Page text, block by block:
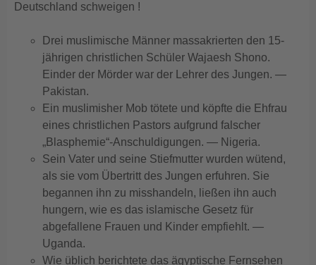
Deutschland schweigen !
Drei muslimische Männer massakrierten den 15-
jährigen christlichen Schüler Wajaesh Shono.
Einder der Mörder war der Lehrer des Jungen. —
Pakistan.
Ein muslimisher Mob tötete und köpfte die Ehfrau
eines christlichen Pastors aufgrund falscher
„Blasphemie“-Anschuldigungen. — Nigeria.
Sein Vater und seine Stiefmutter wurden wütend,
als sie vom Übertritt des Jungen erfuhren. Sie
begannen ihn zu misshandeln, ließen ihn auch
hungern, wie es das islamische Gesetz für
abgefallene Frauen und Kinder empfiehlt. —
Uganda.
Wie üblich berichtete das ägyptische Fernsehen